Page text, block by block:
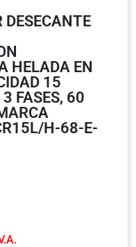
DESECANTE
HELADA EN
15
FASES, 60
H-68-E-